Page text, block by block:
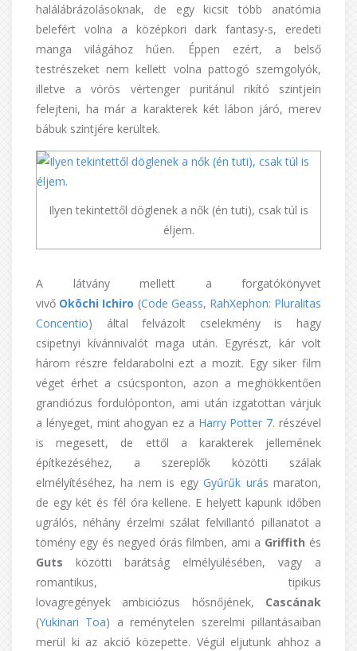
halálábrázolásoknak, de egy kicsit több anatómia
belefért volna a középkori dark fantasy-s, eredeti
manga világához hűen. Éppen ezért, a belső
testrészeket nem kellett volna pattogó szemgolyók,
illetve a vörös vértenger puritánul rikító szintjein
felejteni, ha már a karakterek két lábon járó, merev
bábuk szintjére kerültek.
Ilyen tekintettől döglenek a nők (én tuti), csak túl is
éljem.
A látvány mellett a forgatókönyvet
vivő Okōchi Ichiro (Code Geass, RahXephon: Pluralitas
Concentio) által felvázolt cselekmény is hagy
csipetnyi kívánnivalót maga után. Egyrészt, kár volt
három részre feldarabolni ezt a mozit. Egy siker film
véget érhet a csúcsponton, azon a meghökkentően
grandiózus fordulóponton, ami után izgatottan várjuk
a lényeget, mint ahogyan ez a Harry Potter 7. részével
is megesett, de ettől a karakterek jellemének
építkezéséhez, a szereplők közötti szálak
elmélyítéséhez, ha nem is egyGyűrűk urás maraton,
de egy két és fél óra kellene. E helyett kapunk időben
ugrálós, néhány érzelmi szálat felvillantó pillanatot a
tömény egy és negyed órás filmben, ami a Griffith és
Guts közötti barátság elmélyülésében, vagy a
romantikus, tipikus
lovagregények ambiciózus hősnőjének, Cascának
(Yukinari Toa) a reménytelen szerelmi pillantásaiban
merül ki az akció közepette. Végül eljutunk ahhoz a